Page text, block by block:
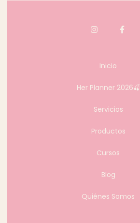
Inicio
Her Planner 2026🍒
Servicios
Productos
Cursos
Blog
Quiénes Somos